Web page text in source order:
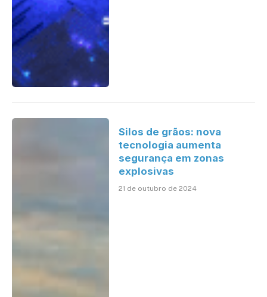
Silos de grãos: nova
tecnologia aumenta
segurança em zonas
explosivas
21 de outubro de 2024